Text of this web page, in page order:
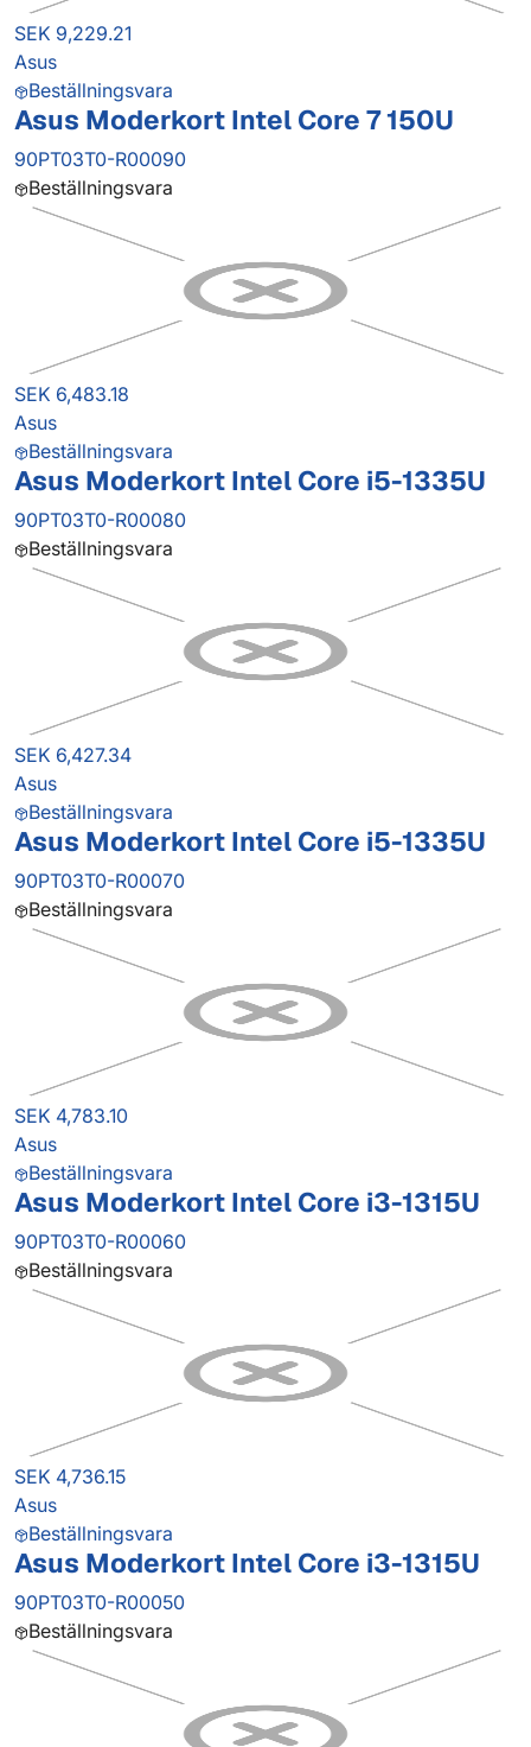
SEK 9,229.21
Asus
Beställningsvara
Asus Moderkort Intel Core 7 150U
90PT03T0-R00090
Beställningsvara
SEK 6,483.18
Asus
Beställningsvara
Asus Moderkort Intel Core i5-1335U
90PT03T0-R00080
Beställningsvara
SEK 6,427.34
Asus
Beställningsvara
Asus Moderkort Intel Core i5-1335U
90PT03T0-R00070
Beställningsvara
SEK 4,783.10
Asus
Beställningsvara
Asus Moderkort Intel Core i3-1315U
90PT03T0-R00060
Beställningsvara
SEK 4,736.15
Asus
Beställningsvara
Asus Moderkort Intel Core i3-1315U
90PT03T0-R00050
Beställningsvara